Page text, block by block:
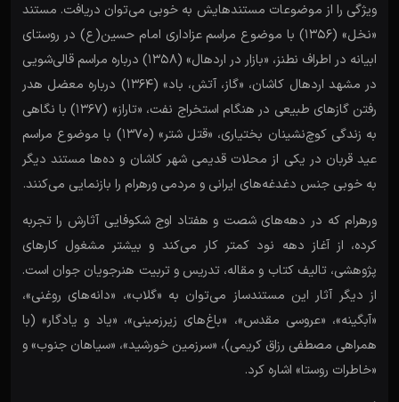
ویژگی را از موضوعات مستندهایش به خوبی می‌توان دریافت. مستند
«نخل» (۱۳۵۶) با موضوع مراسم عزاداری امام حسین(ع) در روستای
ابیانه در اطراف نطنز، «بازار در اردهال» (۱۳۵۸) درباره مراسم قالی‌شویی
در مشهد اردهال کاشان، «گاز، آتش، باد» (۱۳۶۴) درباره معضل هدر
رفتن گازهای طبیعی در هنگام استخراج نفت، «تاراز» (۱۳۶۷) با نگاهی
به زندگی کوچ‌نشینان بختیاری، «قتل شتر» (۱۳۷۰) با موضوع مراسم
عید قربان در یکی از محلات قدیمی شهر کاشان و ده‌ها مستند دیگر
به خوبی جنس دغدغه‌های ایرانی و مردمی ورهرام را بازنمایی می‌کنند.
ورهرام که در دهه‌های شصت و هفتاد اوج شکوفایی آثارش را تجربه
کرده، از آغاز دهه نود کمتر کار می‌کند و بیشتر مشغول کارهای
پژوهشی، تالیف کتاب و مقاله، تدریس و تربیت هنرجویان جوان است.
از دیگر آثار این مستندساز می‌توان به «گلاب»، «دانه‌های روغنی»،
«آبگینه»، «عروسی مقدس»، «باغ‌های زیرزمینی»، «یاد و یادگار» (با
همراهی مصطفی رزاق کریمی)، «سرزمین خورشید»، «سیاهان جنوب» و
«خاطرات روستا» اشاره کرد.